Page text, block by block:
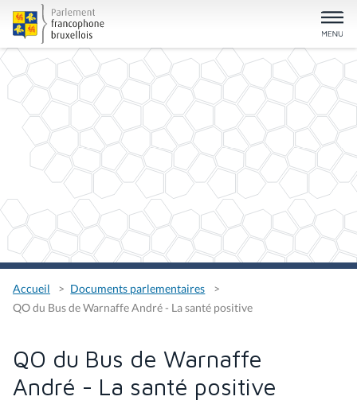
Accueil
Documents parlementaires
QO du Bus de Warnaffe André - La santé positive
QO du Bus de Warnaffe
André - La santé positive